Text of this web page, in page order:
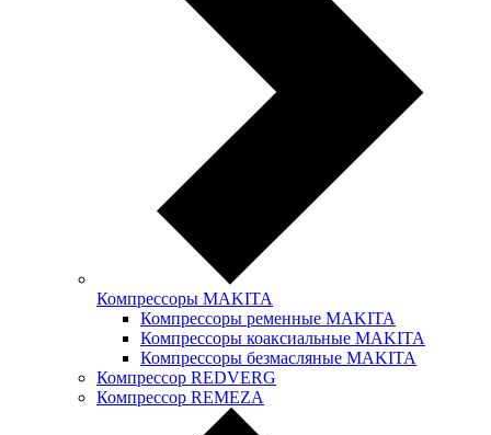
Компрессоры MAKITA
Компрессоры ременные MAKITA
Компрессоры коаксиальные MAKITA
Компрессоры безмасляные MAKITA
Компрессор REDVERG
Компрессор REMEZA